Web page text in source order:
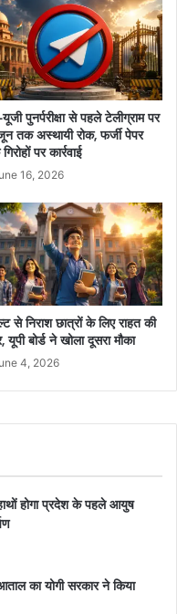
पुनर्परीक्षा से पहले टेलीग्राम पर
तक अस्थायी रोक, फर्जी पेपर
पर कार्रवाई
16, 2026
से निराश छात्रों के लिए राहत की
यूपी बोर्ड ने खोला दूसरा मौका
4, 2026
होगा प्रदेश के पहले आयुष
का योगी सरकार ने किया